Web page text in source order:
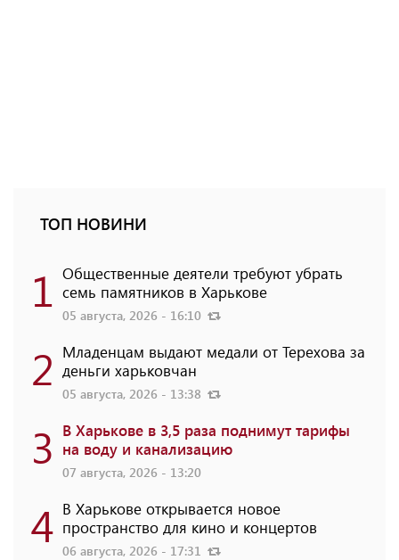
ТОП НОВИНИ
1 Общественные деятели требуют убрать
семь памятников в Харькове
05 августа, 2026 - 16:10
2 Младенцам выдают медали от Терехова за
деньги харьковчан
05 августа, 2026 - 13:38
3 В Харькове в 3,5 раза поднимут тарифы
на воду и канализацию
07 августа, 2026 - 13:20
4 В Харькове открывается новое
пространство для кино и концертов
06 августа, 2026 - 17:31